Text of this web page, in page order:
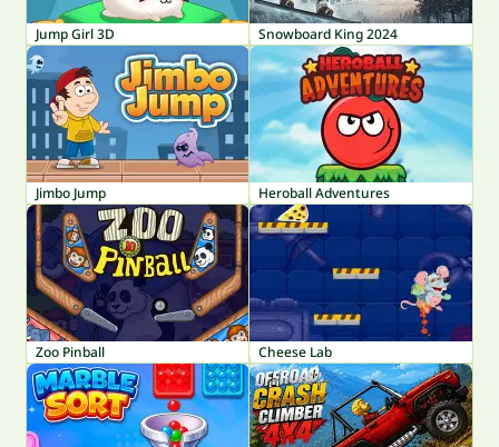
Jump Girl 3D Snowboard King 2024
Jimbo Jump Heroball Adventures
Zoo Pinball Cheese Lab